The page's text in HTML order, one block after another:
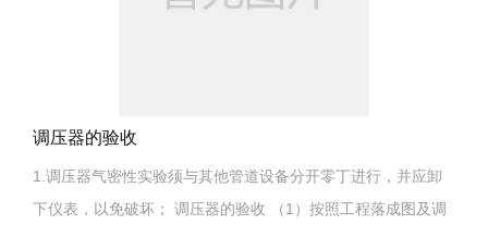
调压器的验收
1.调压器气密性实验须与其他管道设备分开零丁进行，并应卸
下仪表，以免破坏； 调压器的验收 （1）按照工程落成图及调